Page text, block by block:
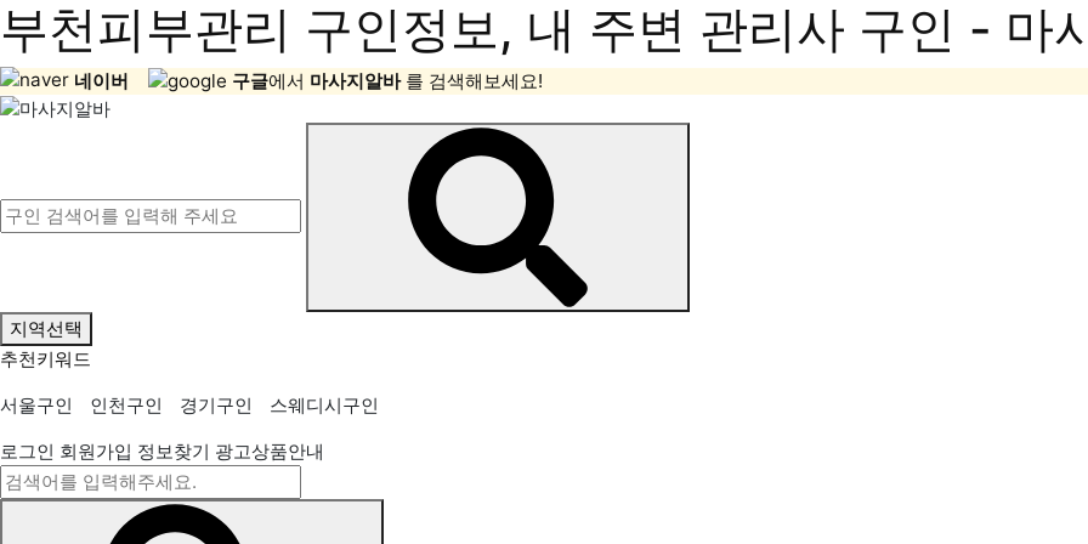
부천피부관리 구인정보, 내 주변 관리사 구인 - 마
네이버 구글에서 마사지알바 를 검색해보세요!
지역선택
추천키워드
서울구인
인천구인 경기구인
스웨디시구인
로그인 회원가입 정보찾기 광고상품안내